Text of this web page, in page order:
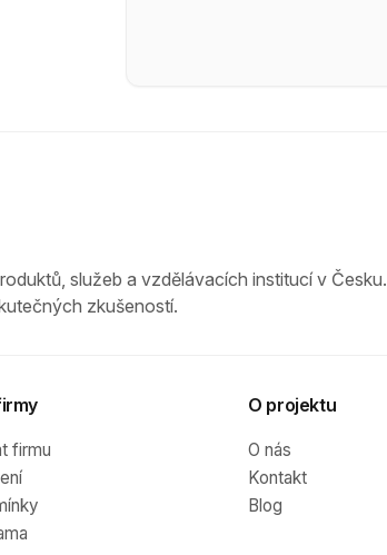
služeb a vzdělávacích institucí v Česku.
zkušeností.
firmu
O projektu
O nás
Kontakt
Blog